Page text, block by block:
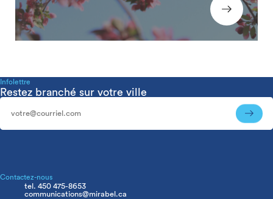
Infolettre
Infolettre
Restez branché sur votre ville
Contactez-nous
tel. 450 475-8653
communications@mirabel.ca